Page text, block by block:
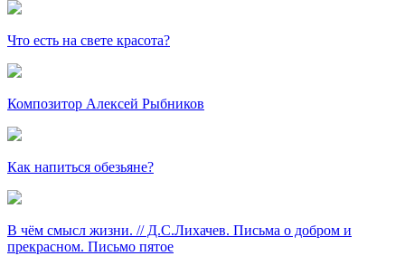
Что есть на свете красота?
Композитор Алексей Рыбников
Как напиться обезьяне?
В чём смысл жизни. // Д.С.Лихачев. Письма о добром и
прекрасном. Письмо пятое